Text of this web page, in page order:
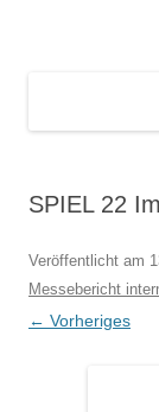
SPIEL 22
Veröffentlicht am
Messebericht
← Vorheriges